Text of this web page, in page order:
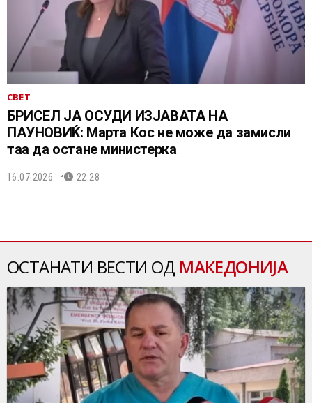
СВЕТ
БРИСЕЛ ЈА ОСУДИ ИЗЈАВАТА НА
ПАУНОВИЌ: Марта Кос не може да замисли
таа да остане министерка
16.07.2026. 22:28
ОСТАНАТИ ВЕСТИ ОД МАКЕДОНИЈА